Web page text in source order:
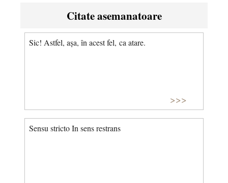
Citate asemanatoare
Sic! Astfel, așa, în acest fel, ca atare.
>>>
Sensu stricto In sens restrans